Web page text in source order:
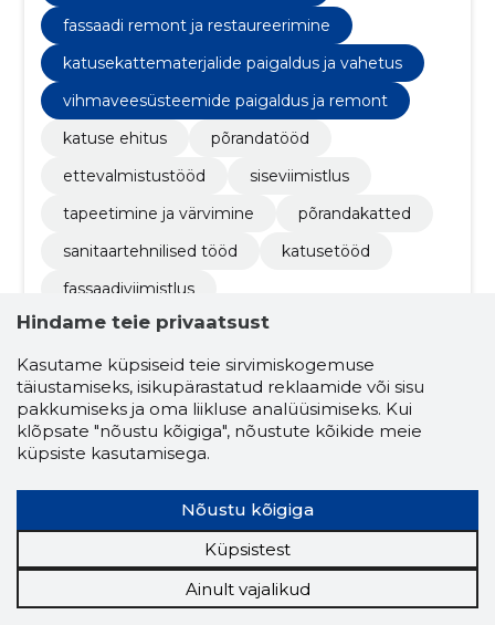
fassaadi remont ja restaureerimine
katusekattematerjalide paigaldus ja vahetus
vihmaveesüsteemide paigaldus ja remont
katuse ehitus
põrandatööd
ettevalmistustööd
siseviimistlus
tapeetimine ja värvimine
põrandakatted
sanitaartehnilised tööd
katusetööd
fassaadiviimistlus
talumajade renoveerimine
fassaadide renoveerimine
talumajade palgivahetustööd
korterite uuendamine
seinapaneelide paigaldus
välisfassaadi värvimine ja viimistlus
sanitaartehnilised tööd
Hindame teie privaatsust
Kasutame küpsiseid teie sirvimiskogemuse
täiustamiseks, isikupärastatud reklaamide või sisu
pakkumiseks ja oma liikluse analüüsimiseks. Kui
klõpsate "nõustu kõigiga", nõustute kõikide meie
küpsiste kasutamisega.
Nõustu kõigiga
Küpsistest
Ainult vajalikud